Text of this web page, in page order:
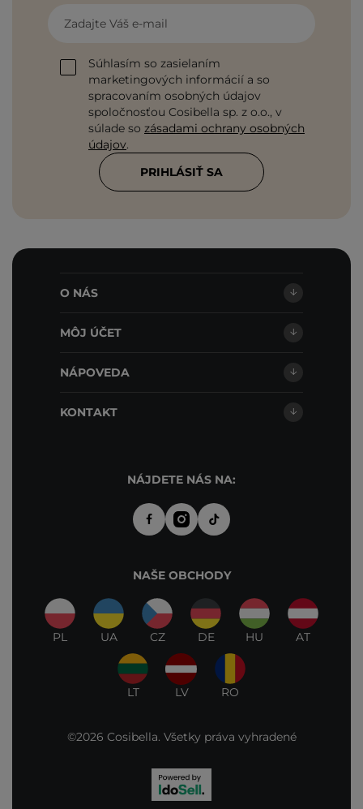
Zadajte Váš e-mail
Súhlasím so zasielaním
marketingových informácií a so
spracovaním osobných údajov
spoločnosťou Cosibella sp. z o.o., v
súlade so zásadami ochrany osobných
údajov.
PRIHLÁSIŤ SA
O NÁS
MÔJ ÚČET
NÁPOVEDA
KONTAKT
NÁJDETE NÁS NA:
NAŠE OBCHODY
PL UA CZ DE HU AT
LT LV RO
©2026 Cosibella. Všetky práva vyhradené